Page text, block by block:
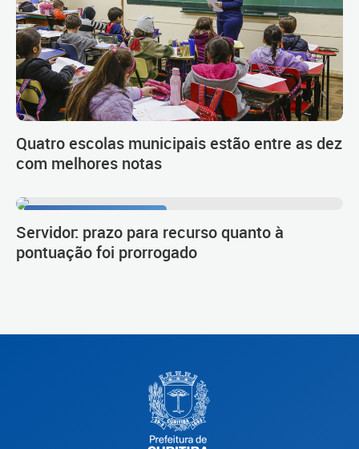
Quatro escolas municipais estão entre as dez
com melhores notas
Servidor: prazo para recurso quanto à
pontuação foi prorrogado